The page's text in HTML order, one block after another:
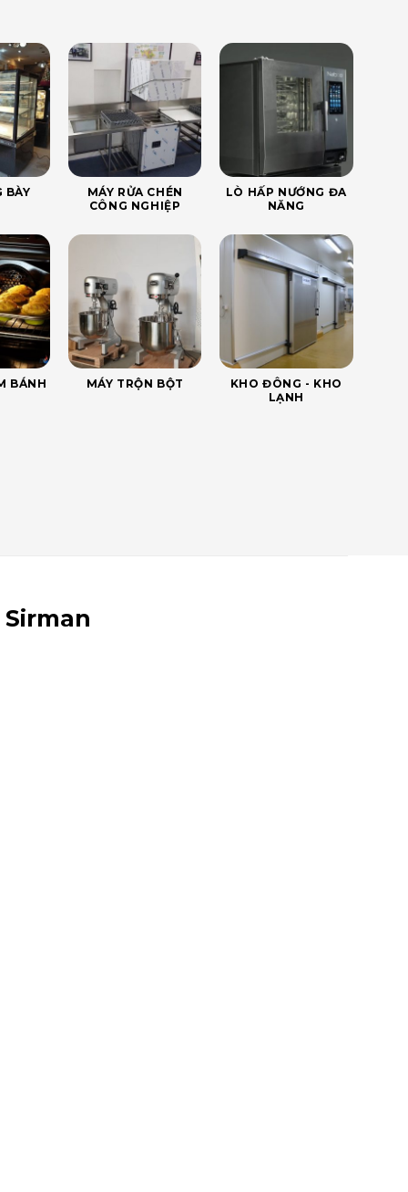
BÀY
MÁY RỬA CHÉN
CÔNG NGHIỆP
LÒ HẤP NƯỚNG ĐA
NĂNG
BÁNH MÁY TRỘN BỘT
KHO ĐÔNG - KHO
LẠNH